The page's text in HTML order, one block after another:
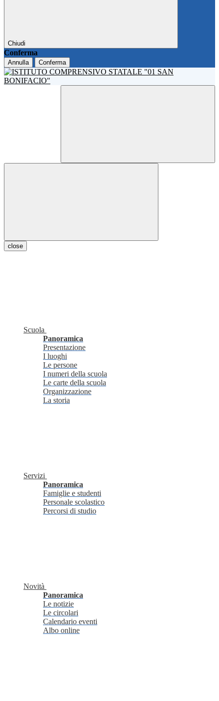
Chiudi
Conferma
Annulla Conferma
close
Scuola
Panoramica
Presentazione
I luoghi
Le persone
I numeri della scuola
Le carte della scuola
Organizzazione
La storia
Servizi
Panoramica
Famiglie e studenti
Personale scolastico
Percorsi di studio
Novità
Panoramica
Le notizie
Le circolari
Calendario eventi
Albo online